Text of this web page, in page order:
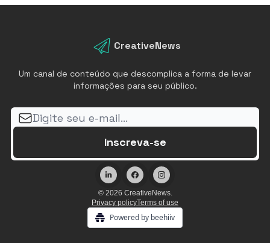
CreativeNews
Um canal de conteúdo que descomplica a forma de levar
informações para seu público.
© 2026 CreativeNews.
Privacy policyTerms of use
Powered by beehiiv